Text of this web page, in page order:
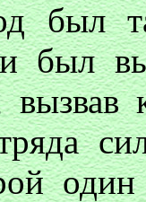
был
был
вызвав